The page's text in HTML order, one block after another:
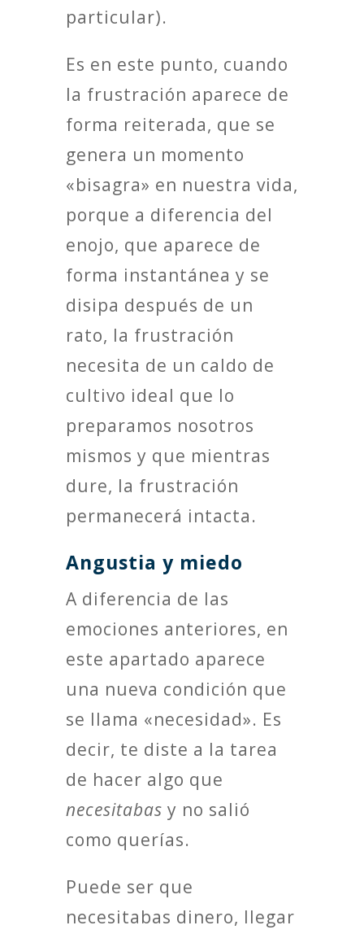
particular).
Es en este punto, cuando
la frustración aparece de
forma reiterada, que se
genera un momento
«bisagra» en nuestra vida,
porque a diferencia del
enojo, que aparece de
forma instantánea y se
disipa después de un
rato, la frustración
necesita de un caldo de
cultivo ideal que lo
preparamos nosotros
mismos y que mientras
dure, la frustración
permanecerá intacta.
Angustia y miedo
A diferencia de las
emociones anteriores, en
este apartado aparece
una nueva condición que
se llama «necesidad». Es
decir, te diste a la tarea
de hacer algo que
necesitabas y no salió
como querías.
Puede ser que
necesitabas dinero, llegar